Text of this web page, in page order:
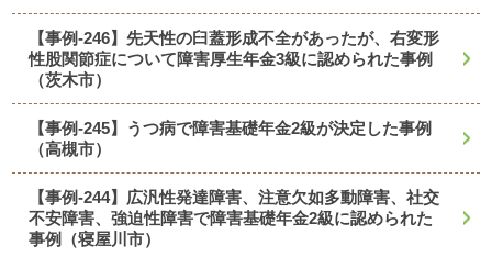
【事例-246】先天性の臼蓋形成不全があったが、右変形
性股関節症について障害厚生年金3級に認められた事例
（茨木市）
【事例-245】うつ病で障害基礎年金2級が決定した事例
（高槻市）
【事例-244】広汎性発達障害、注意欠如多動障害、社交
不安障害、強迫性障害で障害基礎年金2級に認められた
事例（寝屋川市）